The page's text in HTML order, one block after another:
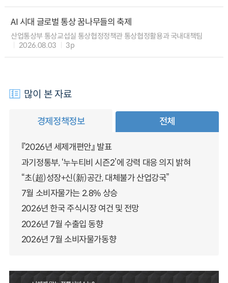
AI 시대 글로벌 통상 꿈나무들의 축제
산업통상부 통상교섭실 통상협정정책관 통상협정활용과 국내대책팀
2026.08.03
3p
많이 본 자료
경제정책정보 전체
『2026년 세제개편안』 발표
과기정통부, ‘누누티비 시즌2’에 강력 대응 의지 밝혀
“초(超)성장+신(新)공간, 대체불가 산업강국”
7월 소비자물가는 2.8% 상승
2026년 한국 주식시장 여건 및 전망
2026년 7월 수출입 동향
2026년 7월 소비자물가동향